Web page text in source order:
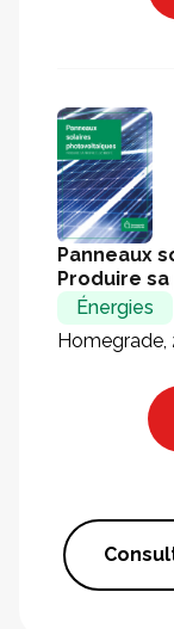
Panneaux
Produire
Énergies
Homegrade,